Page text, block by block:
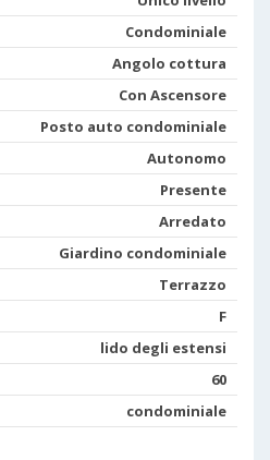
Condominiale
Angolo cottura
Con Ascensore
Posto auto condominiale
Autonomo
Presente
Arredato
Giardino condominiale
Terrazzo
F
lido degli estensi
60
condominiale